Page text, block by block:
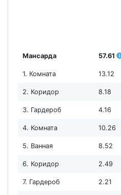
Мансарда 57.61
1. Комната 13.12
2. Коридор 8.18
3. Гардероб 4.16
4. Комната 10.26
5. Ванная 8.52
6. Коридор 2.49
7. Гардероб 2.21